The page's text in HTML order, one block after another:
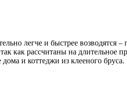
легче и быстрее
как рассчитаны на длительное
и коттеджи из клееного бруса.